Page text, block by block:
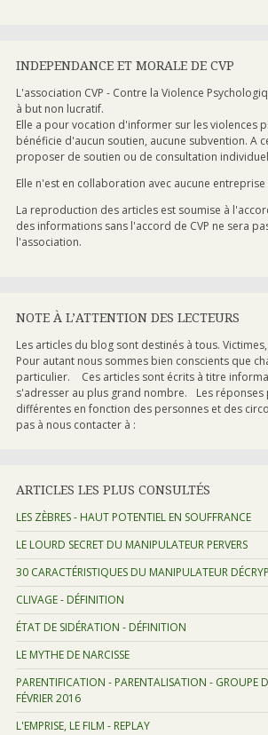
INDEPENDANCE ET MORALE DE CVP
L'association CVP - Contre la Violence
à but non lucratif.
Elle a pour vocation d'informer sur les violences
bénéficie d'aucun soutien, aucune subvention. A
proposer de soutien ou de consultation
Elle n'est en collaboration avec aucune
La reproduction des articles est soumise à
des informations sans l'accord de CVP ne sera
l'association.
NOTE À L’ATTENTION DES LECTEURS
Les articles du blog sont destinés à tous.
Pour autant nous sommes bien conscients que
particulier. Ces articles sont écrits à titre
s'adresser au plus grand nombre. Les réponses
différentes en fonction des personnes et des
pas à nous contacter à :
ARTICLES LES PLUS CONSULTÉS
LES ZÈBRES - HAUT POTENTIEL EN SOUFFRANCE
LE LOURD SECRET DU MANIPULATEUR PERVERS
30 CARACTÉRISTIQUES DU MANIPULATEUR
CLIVAGE - DÉFINITION
ÉTAT DE SIDÉRATION - DÉFINITION
LE MYTHE DE NARCISSE
PARENTIFICATION - PARENTALISATION - GROUPE
FÉVRIER 2016
L'EMPRISE, LE FILM - REPLAY